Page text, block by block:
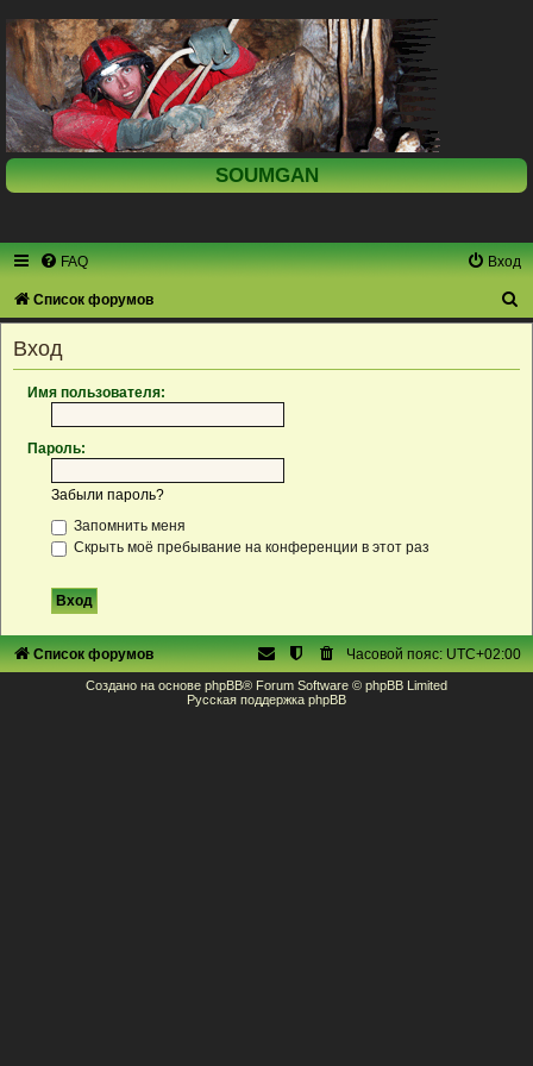
SOUMGAN
FAQ Вход
Список форумов
Вход
Имя пользователя:
Пароль:
Забыли пароль?
Запомнить меня
Скрыть моё пребывание на конференции в этот раз
Список форумов Часовой пояс:UTC+02:00
Создано на основе phpBB® Forum Software © phpBB Limited
Русская поддержка phpBB